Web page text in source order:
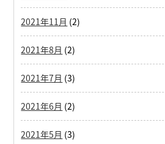
2021年11月 (2)
2021年8月 (2)
2021年7月 (3)
2021年6月 (2)
2021年5月 (3)